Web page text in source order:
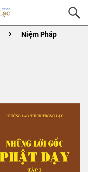
Niệm Pháp